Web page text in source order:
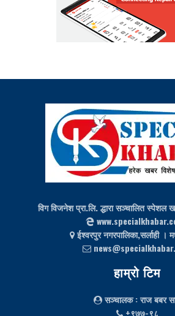
विग विजनेश प्रा.लि. द्धारा सञ्चालित
ईश्‍वरपुर नगरपालिका,सर्लाही ।
हाम्रो टिम
सञ्चालक: राज बबर
+९७७-९८